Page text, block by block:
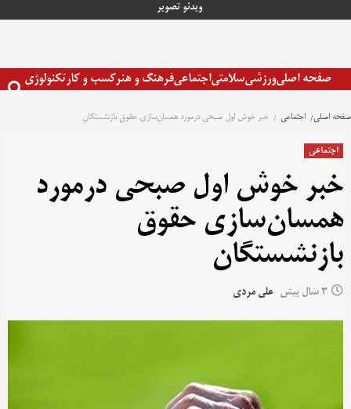
ویدئو تصویر
صفحه اصلیورزشیسلامتیاجتماعیفرهنگ و هنرکسب و کارتکنولوژی
صفحه اصلی اجتماعی خبر خوش اول صبحی درمورد همسان‌سازی حقوق بازنشستگان
اجتماعی
خبر خوش اول صبحی درمورد
همسان‌سازی حقوق
بازنشستگان
3 سال پیش علی مردی